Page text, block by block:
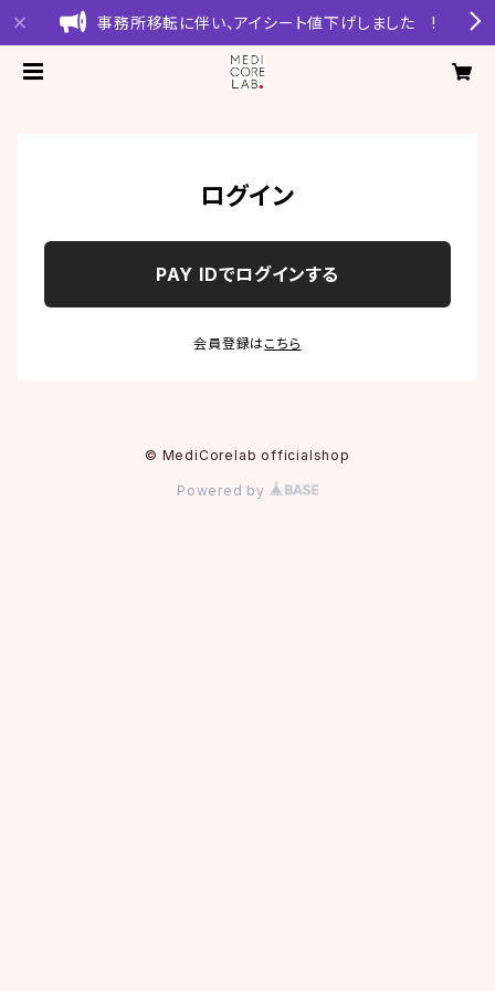
事務所移転に伴い、アイシート値下げしました !
ログイン
PAY IDでログインする
会員登録はこちら
© MediCorelab officialshop
Powered by